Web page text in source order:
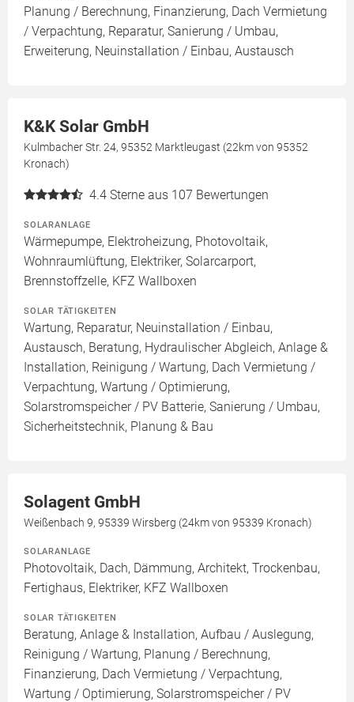
Planung / Berechnung, Finanzierung, Dach Vermietung
/ Verpachtung, Reparatur, Sanierung / Umbau,
Erweiterung, Neuinstallation / Einbau, Austausch
K&K Solar GmbH
Kulmbacher Str. 24, 95352 Marktleugast (22km von 95352
Kronach)
4.4 Sterne aus 107 Bewertungen
SOLARANLAGE
Wärmepumpe, Elektroheizung, Photovoltaik,
Wohnraumlüftung, Elektriker, Solarcarport,
Brennstoffzelle, KFZ Wallboxen
SOLAR TÄTIGKEITEN
Wartung, Reparatur, Neuinstallation / Einbau,
Austausch, Beratung, Hydraulischer Abgleich, Anlage &
Installation, Reinigung / Wartung, Dach Vermietung /
Verpachtung, Wartung / Optimierung,
Solarstromspeicher / PV Batterie, Sanierung / Umbau,
Sicherheitstechnik, Planung & Bau
Solagent GmbH
Weißenbach 9, 95339 Wirsberg (24km von 95339 Kronach)
SOLARANLAGE
Photovoltaik, Dach, Dämmung, Architekt, Trockenbau,
Fertighaus, Elektriker, KFZ Wallboxen
SOLAR TÄTIGKEITEN
Beratung, Anlage & Installation, Aufbau / Auslegung,
Reinigung / Wartung, Planung / Berechnung,
Finanzierung, Dach Vermietung / Verpachtung,
Wartung / Optimierung, Solarstromspeicher / PV